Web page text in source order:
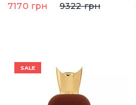
7170 грн
9322 грн
SALE